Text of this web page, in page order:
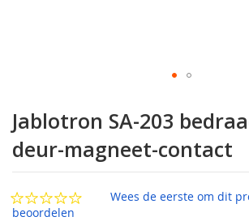
naar
het
begin
van
de
afbeeldingen-
gallerij
Jablotron SA-203
deur-magneet-contact
Wees de eerste om dit
beoordelen